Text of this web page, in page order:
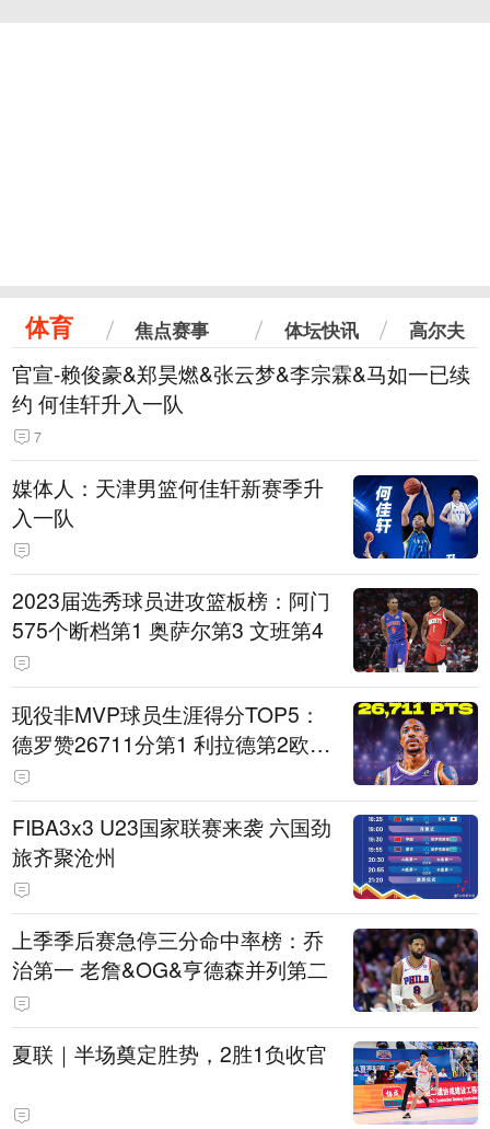
体育 焦点赛事 体坛快讯 高尔夫
官宣-赖俊豪&郑昊燃&张云梦&李宗霖&马如一已续
约 何佳轩升入一队
7
媒体人：天津男篮何佳轩新赛季升
入一队
2023届选秀球员进攻篮板榜：阿门
575个断档第1 奥萨尔第3 文班第4
现役非MVP球员生涯得分TOP5：
德罗赞26711分第1 利拉德第2欧文
第5
FIBA3x3 U23国家联赛来袭 六国劲
旅齐聚沧州
上季季后赛急停三分命中率榜：乔
治第一 老詹&OG&亨德森并列第二
夏联｜半场奠定胜势，2胜1负收官